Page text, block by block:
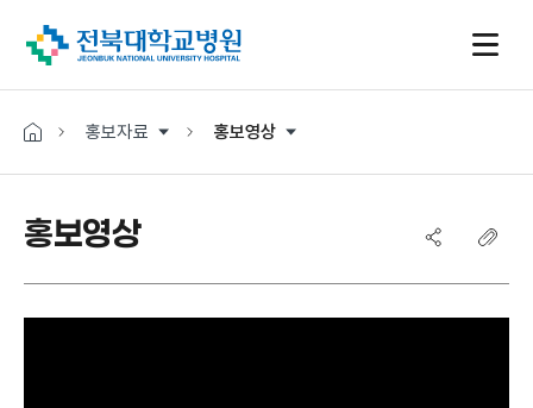
홍보자료 홍보영상
홍보영상